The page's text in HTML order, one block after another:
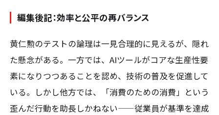
編集後記：効率と公平の再バランス
黄仁勲のテストの論理は一見合理的に見えるが、隠れ
た懸念がある。一方では、AIツールがコアな生産性要
素になりつつあることを認め、技術の普及を促進して
いる。しかし他方では、「消費のための消費」という
歪んだ行動を助長しかねない——従業員が基準を達成